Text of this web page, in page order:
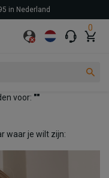
0
in Nederland
voor: ""
waar je wilt zijn: